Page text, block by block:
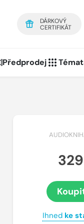
DÁRKOVÝ
CERTIFIKÁT
Předprodej
329
Ihned ke